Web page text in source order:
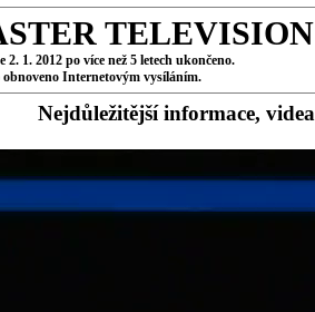
TELEVISION
1. 2012 po více než 5 letech ukončeno.
obnoveno Internetovým vysíláním.
Nejdůležitější informace, videa